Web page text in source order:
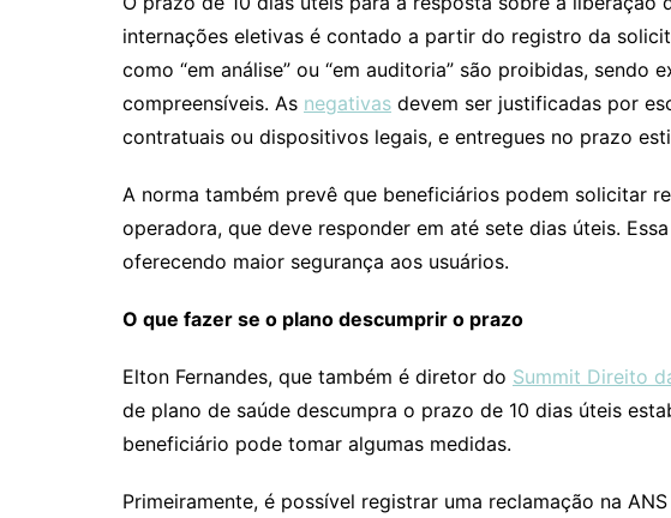
internações eletivas é contado a partir do registro da
como “em análise” ou “em auditoria” são proibidas, sendo
compreensíveis. As negativas devem ser justificadas por
contratuais ou dispositivos legais, e entregues no prazo
A norma também prevê que beneficiários podem solicitar
operadora, que deve responder em até sete dias úteis.
oferecendo maior segurança aos usuários.
O que fazer se o plano descumprir o prazo
Elton Fernandes, que também é diretor do Summit Direito
de plano de saúde descumpra o prazo de 10 dias úteis
beneficiário pode tomar algumas medidas.
Primeiramente, é possível registrar uma reclamação na